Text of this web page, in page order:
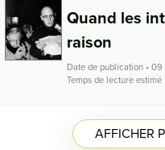
Quand les
raison
Date de publication •
Temps de lecture estimé
AFFICHER